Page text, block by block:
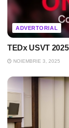
ADVERTORIAL
TEDx USVT
NOIEMBRIE 3, 2025